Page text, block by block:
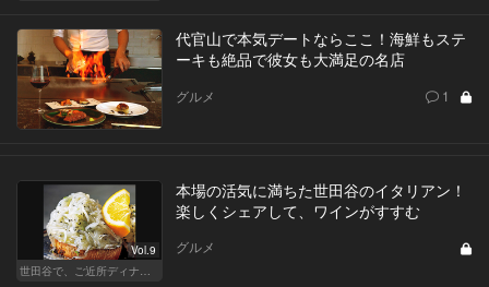
代官山で本気デートならここ！海鮮もステ
ーキも絶品で彼女も大満足の名店
グルメ 1
Vol.9
世田谷で、ご近所ディナーを楽しもう！
本場の活気に満ちた世田谷のイタリアン！
楽しくシェアして、ワインがすすむ
グルメ